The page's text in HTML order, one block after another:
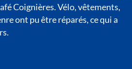
Coignières. Vélo, vêtements,
ont pu être réparés, ce qui a